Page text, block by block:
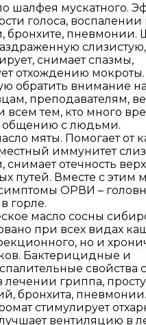
шалфея мускатного.
голоса, воспалении
бронхите, пневмонии.
слизистую,
снимает спазмы,
отхождению мокроты.
обратить внимание на
преподавателям,
всем тем, кто много
общению с людьми.
мяты. Помогает от
иммунитет
снимает отечность
путей. Вместе с этим
ОРВИ –
горле.
масло сосны
при всех видах
но и
Бактерицидные и
свойства
лечении гриппа,
бронхита, пневмонии.
стимулирует
вентиляцию в